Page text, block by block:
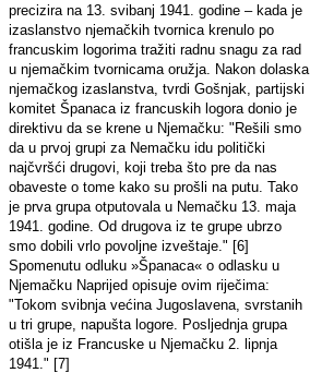
precizira na 13. svibanj 1941. godine – kada je
izaslanstvo njemačkih tvornica krenulo po
francuskim logorima tražiti radnu snagu za rad
u njemačkim tvornicama oružja. Nakon dolaska
njemačkog izaslanstva, tvrdi Gošnjak, partijski
komitet Španaca iz francuskih logora donio je
direktivu da se krene u Njemačku: "Rešili smo
da u prvoj grupi za Nemačku idu politički
najčvršći drugovi, koji treba što pre da nas
obaveste o tome kako su prošli na putu. Tako
je prva grupa otputovala u Nemačku 13. maja
1941. godine. Od drugova iz te grupe ubrzo
smo dobili vrlo povoljne izveštaje." [6]
Spomenutu odluku »Španaca« o odlasku u
Njemačku Naprijed opisuje ovim riječima:
"Tokom svibnja većina Jugoslavena, svrstanih
u tri grupe, napušta logore. Posljednja grupa
otišla je iz Francuske u Njemačku 2. lipnja
1941." [7]